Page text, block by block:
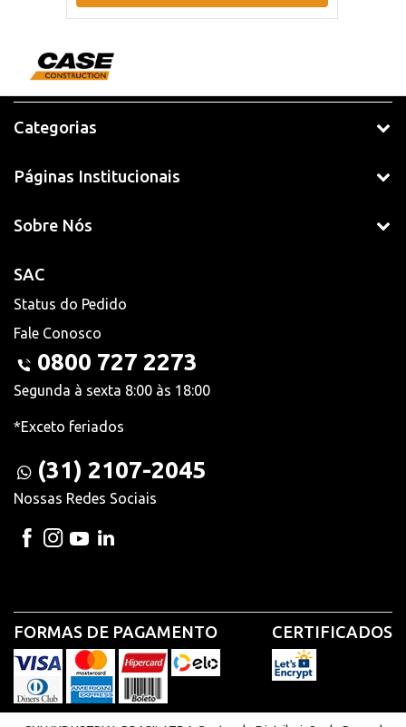
Categorias
Páginas Institucionais
Sobre Nós
SAC
Status do Pedido
Fale Conosco
0800 727 2273
Segunda à sexta 8:00 às 18:00
*Exceto feriados
(31) 2107-2045
Nossas Redes Sociais
FORMAS DE PAGAMENTO CERTIFICADOS